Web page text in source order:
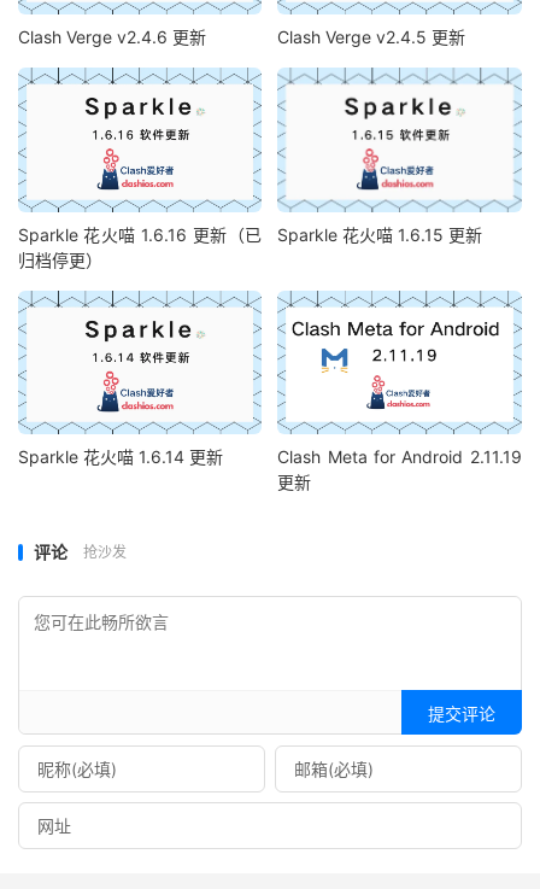
Clash Verge v2.4.6 更新 Clash Verge v2.4.5 更新
Sparkle 花火喵 1.6.16 更新（已
归档停更）
Sparkle 花火喵 1.6.15 更新
Sparkle 花火喵 1.6.14 更新
Clash Meta for Android 2.11.19
更新
评论 抢沙发
提交评论